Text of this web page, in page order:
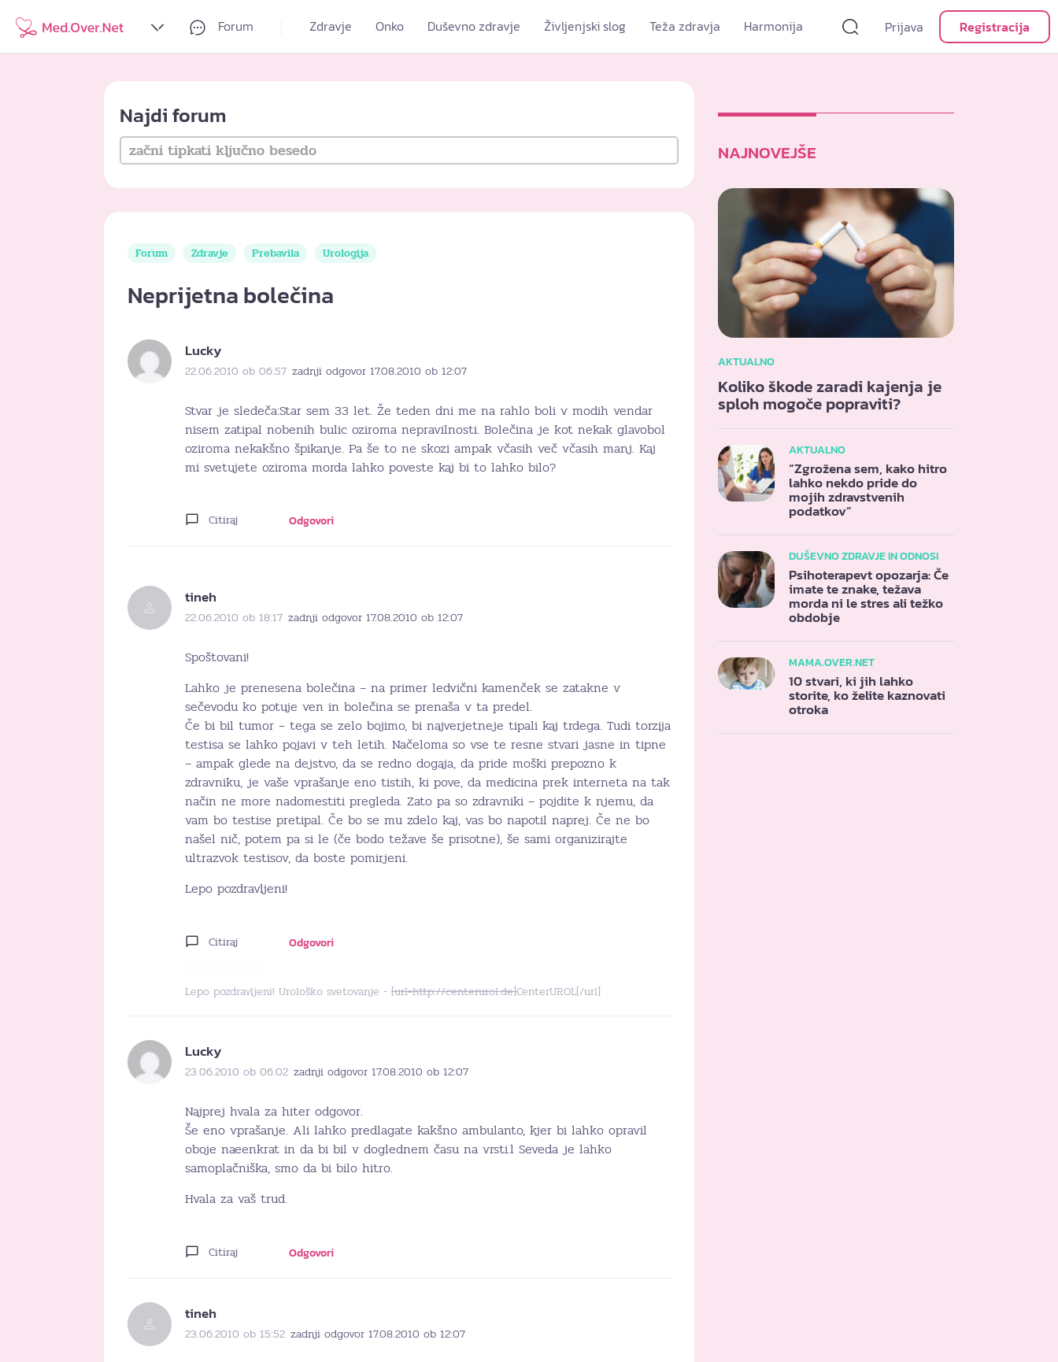
Forum Zdravje Onko Duševno zdravje Življenjski slog Teža zdravja Harmonija Prijava Registracija
Najdi forum
Forum Zdravje Prebavila Urologija
Neprijetna bolečina
Lucky
22.06.2010 ob 06:57 zadnji odgovor 17.08.2010 ob 12:07
Stvar je sledeča:Star sem 33 let. Že teden dni me na rahlo boli v modih vendar
nisem zatipal nobenih bulic oziroma nepravilnosti. Bolečina je kot nekak glavobol
oziroma nekakšno špikanje. Pa še to ne skozi ampak včasih več včasih manj. Kaj
mi svetujete oziroma morda lahko poveste kaj bi to lahko bilo?
Citiraj Odgovori
tineh
22.06.2010 ob 18:17 zadnji odgovor 17.08.2010 ob 12:07
Spoštovani!
Lahko je prenesena bolečina – na primer ledvični kamenček se zatakne v
sečevodu ko potuje ven in bolečina se prenaša v ta predel.
Če bi bil tumor – tega se zelo bojimo, bi najverjetneje tipali kaj trdega. Tudi torzija
testisa se lahko pojavi v teh letih. Načeloma so vse te resne stvari jasne in tipne
– ampak glede na dejstvo, da se redno dogaja, da pride moški prepozno k
zdravniku, je vaše vprašanje eno tistih, ki pove, da medicina prek interneta na tak
način ne more nadomestiti pregleda. Zato pa so zdravniki – pojdite k njemu, da
vam bo testise pretipal. Če bo se mu zdelo kaj, vas bo napotil naprej. Če ne bo
našel nič, potem pa si le (če bodo težave še prisotne), še sami organizirajte
ultrazvok testisov, da boste pomirjeni.
Lepo pozdravljeni!
Citiraj Odgovori
Lepo pozdravljeni! Urološko svetovanje - [url=http://centerurol.de]CenterUROL[/url]
Lucky
23.06.2010 ob 06:02 zadnji odgovor 17.08.2010 ob 12:07
Najprej hvala za hiter odgovor.
Še eno vprašanje. Ali lahko predlagate kakšno ambulanto, kjer bi lahko opravil
oboje naeenkrat in da bi bil v doglednem času na vrsti.l Seveda je lahko
samoplačniška, smo da bi bilo hitro.
Hvala za vaš trud.
Citiraj Odgovori
tineh
23.06.2010 ob 15:52 zadnji odgovor 17.08.2010 ob 12:07
NAJNOVEJŠE
AKTUALNO
Koliko škode zaradi kajenja je
sploh mogoče popraviti?
AKTUALNO
“Zgrožena sem, kako hitro
lahko nekdo pride do
mojih zdravstvenih
podatkov”
DUŠEVNO ZDRAVJE IN ODNOSI
Psihoterapevt opozarja: Če
imate te znake, težava
morda ni le stres ali težko
obdobje
MAMA.OVER.NET
10 stvari, ki jih lahko
storite, ko želite kaznovati
otroka